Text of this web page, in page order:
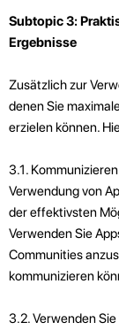
Subtopic 3:
Ergebnisse
Zusätzlich zur
denen Sie
erzielen können.
3.1.
Verwendung von
der effektivsten
Verwenden Sie
Communities
kommunizieren
3.2. Verwenden